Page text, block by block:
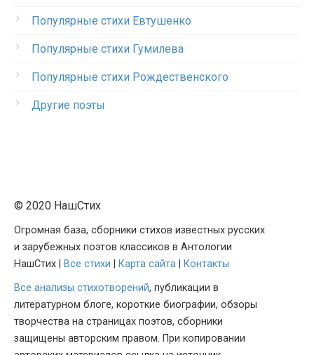
Популярные стихи Евтушенко
Популярные стихи Гумилева
Популярные стихи Рождественского
Другие поэты
© 2020 НашСтих
Огромная база, сборники стихов известных русских
и зарубежных поэтов классиков в Антологии
НашСтих |
Все стихи Карта сайта
Контакты
Все анализы стихотворений, публикации в
литературном блоге, короткие биографии, обзоры
творчества на страницах поэтов, сборники
защищены авторским правом. При копировании